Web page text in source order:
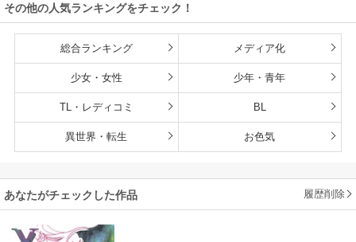
長して無双します
その他の人気ランキングをチェック！
総合ランキング メディア化
少女・女性 少年・青年
TL・レディコミ BL
異世界・転生 お色気
あなたがチェックした作品 履歴削除